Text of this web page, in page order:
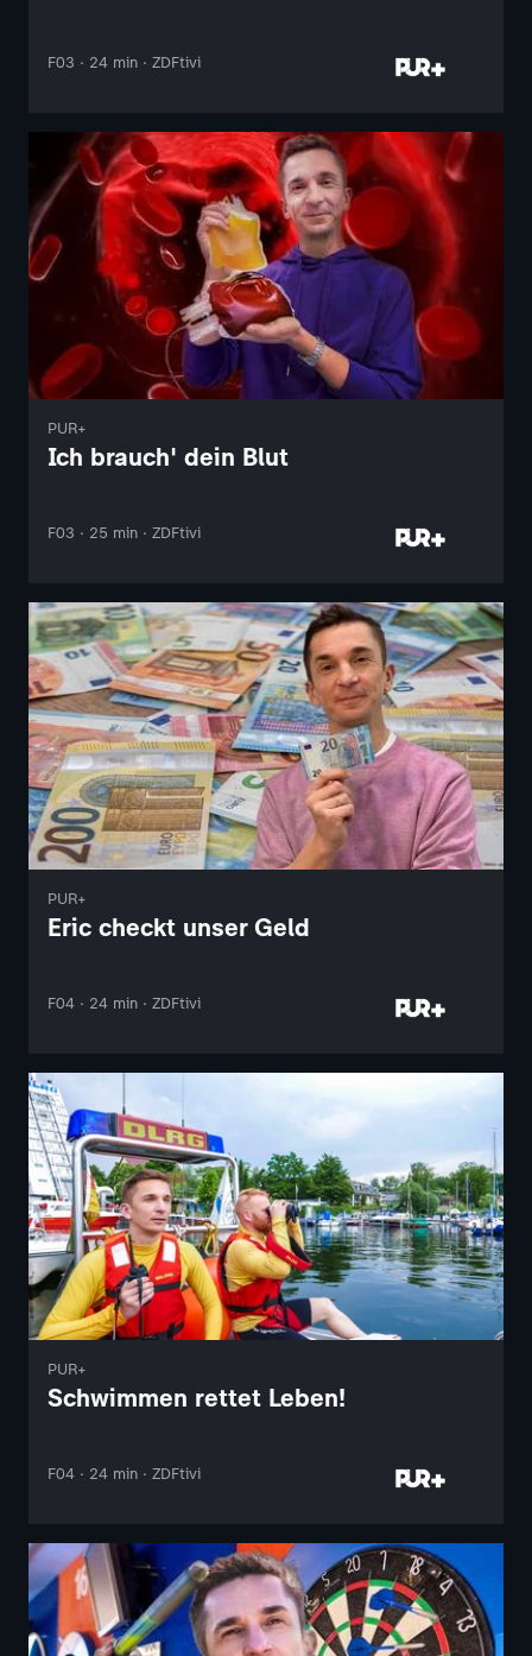
F03 · 24 min · ZDFtivi
PUR+
Ich brauch' dein Blut
F03 · 25 min · ZDFtivi
PUR+
Eric checkt unser Geld
F04 · 24 min · ZDFtivi
PUR+
Schwimmen rettet Leben!
F04 · 24 min · ZDFtivi